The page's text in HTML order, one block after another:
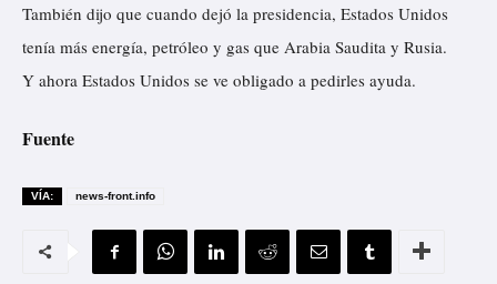
También dijo que cuando dejó la presidencia, Estados Unidos
tenía más energía, petróleo y gas que Arabia Saudita y Rusia.
Y ahora Estados Unidos se ve obligado a pedirles ayuda.
Fuente
VÍA: news-front.info